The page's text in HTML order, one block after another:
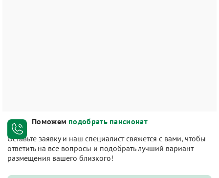
Поможем подобрать пансионат
Оставьте заявку и наш специалист свяжется с вами, чтобы
ответить на все вопросы и подобрать лучший вариант
размещения вашего близкого!